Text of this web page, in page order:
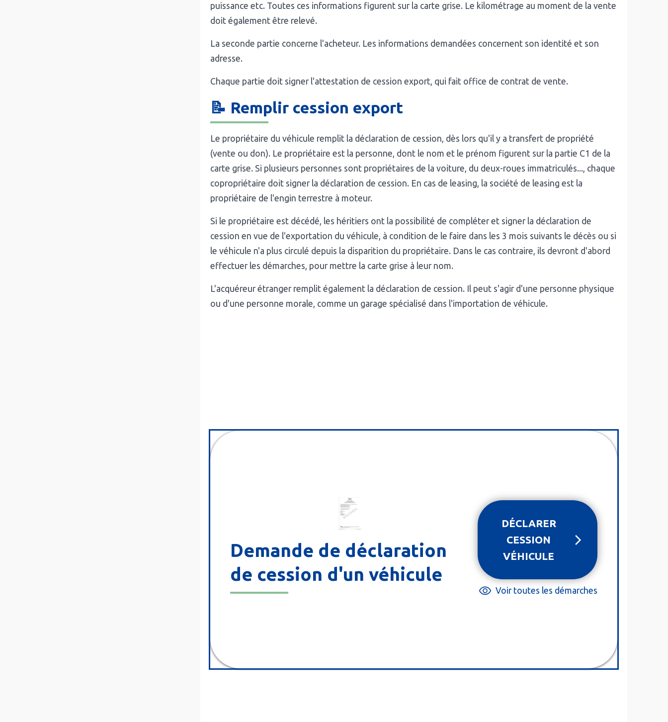
puissance etc. Toutes ces informations figurent sur la carte grise. Le kilométrage au moment de la vente
doit également être relevé.
La seconde partie concerne l'acheteur. Les informations demandées concernent son identité et son
adresse.
Chaque partie doit signer l'attestation de cession export, qui fait office de contrat de vente.
📝 Remplir cession export
Le propriétaire du véhicule remplit la déclaration de cession, dès lors qu'il y a transfert de propriété
(vente ou don). Le propriétaire est la personne, dont le nom et le prénom figurent sur la partie C1 de la
carte grise. Si plusieurs personnes sont propriétaires de la voiture, du deux-roues immatriculés..., chaque
copropriétaire doit signer la déclaration de cession. En cas de leasing, la société de leasing est la
propriétaire de l'engin terrestre à moteur.
Si le propriétaire est décédé, les héritiers ont la possibilité de compléter et signer la déclaration de
cession en vue de l'exportation du véhicule, à condition de le faire dans les 3 mois suivants le décès ou si
le véhicule n'a plus circulé depuis la disparition du propriétaire. Dans le cas contraire, ils devront d'abord
effectuer les démarches, pour mettre la carte grise à leur nom.
L'acquéreur étranger remplit également la déclaration de cession. Il peut s'agir d'une personne physique
ou d'une personne morale, comme un garage spécialisé dans l'importation de véhicule.
Demande de déclaration
de cession d'un véhicule
DÉCLARER
CESSION
VÉHICULE
Voir toutes les démarches